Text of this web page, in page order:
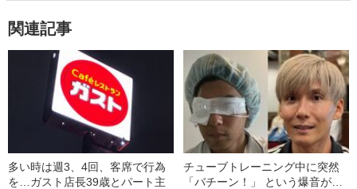
関連記事
多い時は週3、4回、客席で行為
を…ガスト店長39歳とパート主
チューブトレーニング中に突然
「バチーン！」 という爆音が…